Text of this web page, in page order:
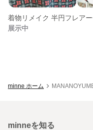
展示中
minne ホーム
minneを知る